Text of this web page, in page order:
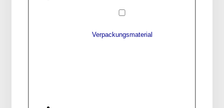
Verpackungsmaterial